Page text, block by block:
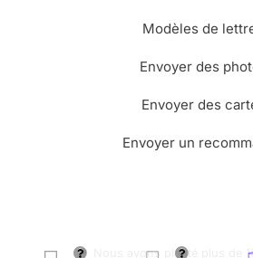
Modèles de
Envoyer des
Envoyer des
Envoyer un
🌳 Nous avons planté plus de